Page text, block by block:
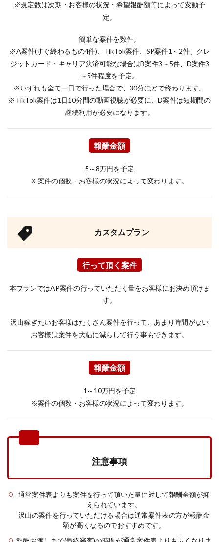
※規定数は次期・お客様の状況・希望報酬額等によって変動予
定。
簡単な案件を数件。
※A案件(すぐ終わるもの4件)、TikTok案件、SP案件1～2件、クレ
ジットカード・キャリア決済可能な場合はB案件3～5件、D案件3
～5件程度を予定。
※いずれも全て一日で行った場合で、30分ほどで終わります。
※TikTok案件は1日10分間の動画視聴が必要に、D案件は短期間の
継続利用が必要になります。
報酬金額
5～8万円を予定
※案件の個数・お客様の状況によって変わります。
カスタムプラン
行って頂く案件
本プランではAP案件の行っていただく量をお客様にお決め頂けま
す。
沢山稼ぎたいお客様はたくさん案件を行って、あまり時間がない
お客様は案件を大幅に減らして行う事もできます。
報酬金額
1～10万円を予定
※案件の個数・お客様の状況によって変わります。
注意事項
通常案件表よりも案件を行って頂いた量に対して報酬金額が抑
えられています。
沢山の案件を行っていただける場合は通常案件表の方が報酬金
額が高くなるのでおすすめです。
報酬お渡しまで(最終審査)の時間が通常案件表よりも長くなりま